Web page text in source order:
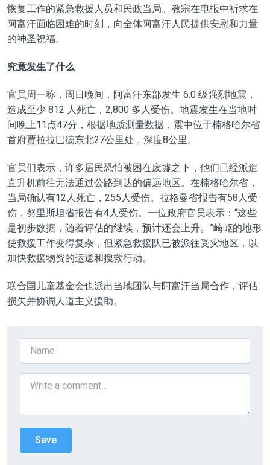
恢复工作的紧急救援人员和民政当局。教宗在电报中祈求在
阿富汗面临困难的时刻，向全体阿富汗人民提供安慰和力量
的神圣祝福。
究竟发生了什么
官员周一称，周日晚间，阿富汗东部发生 6.0 级强烈地震，
造成至少 812 人死亡，2,800 多人受伤。地震发生在当地时
间晚上11点47分，根据地质测量数据，震中位于楠格哈尔省
首府贾拉拉巴德东北27公里处，深度8公里。
官员们表示，许多居民恐怕被困在废墟之下，他们已经派遣
直升机前往无法通过公路到达的偏远地区。在楠格哈尔省，
当局确认有12人死亡，255人受伤。拉格曼省报告有58人受
伤，努里斯坦省报告有4人受伤。一位政府官员表示：“这些
是初步数据，随着评估的继续，预计还会上升。”崎岖的地形
使救援工作变得复杂，但紧急救援队已被派往受灾地区，以
加快救援物资的运送和搜救行动。
联合国儿童基金会也派出当地团队与阿富汗当局合作，评估
损失并协调人道主义援助。